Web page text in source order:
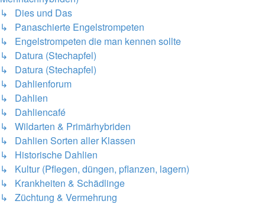
↳ Dies und Das
↳ Panaschierte Engelstrompeten
↳ Engelstrompeten die man kennen sollte
↳ Datura (Stechapfel)
↳ Datura (Stechapfel)
↳ Dahlienforum
↳ Dahlien
↳ Dahliencafé
↳ Wildarten & Primärhybriden
↳ Dahlien Sorten aller Klassen
↳ Historische Dahlien
↳ Kultur (Pflegen, düngen, pflanzen, lagern)
↳ Krankheiten & Schädlinge
↳ Züchtung & Vermehrung